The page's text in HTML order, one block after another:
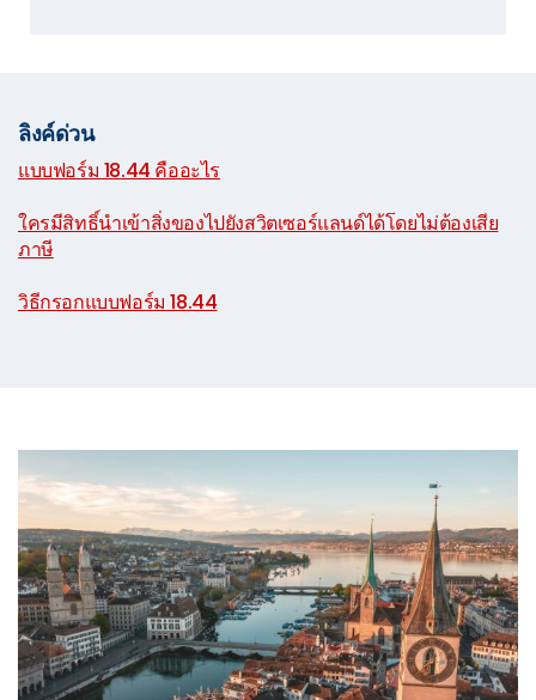
ลิงค์ด่วน
แบบฟอร์ม 18.44 คืออะไร
ใครมีสิทธิ์นำเข้าสิ่งของไปยังสวิตเซอร์แลนด์ได้โดยไม่ต้องเสีย
ภาษี
วิธีกรอกแบบฟอร์ม 18.44